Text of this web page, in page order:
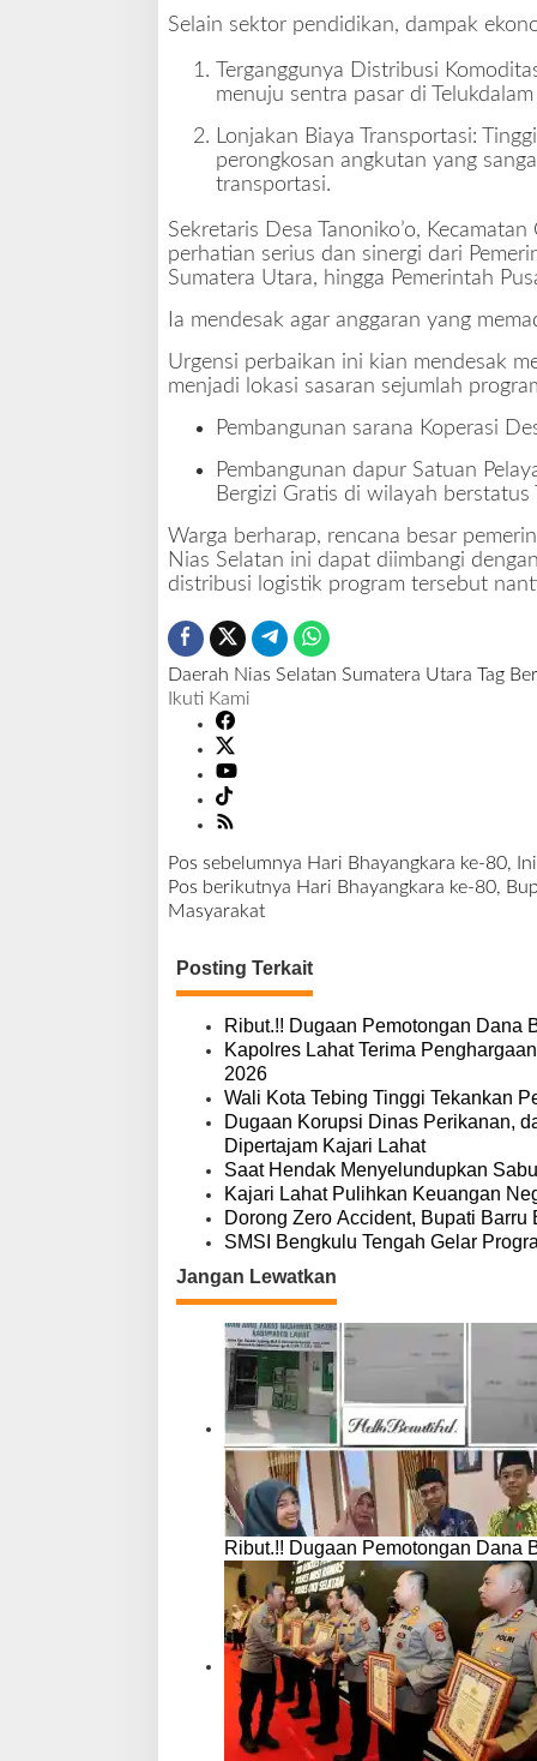
Selain sektor pendidikan, dampak
Terganggunya Distribusi
menuju sentra pasar di
Lonjakan Biaya Transportasi:
perongkosan angkutan yang
transportasi.
Sekretaris Desa Tanoniko’o,
perhatian serius dan sinergi dari
Sumatera Utara, hingga Pemerintah
Ia mendesak agar anggaran yang
Urgensi perbaikan ini kian mendesak
menjadi lokasi sasaran sejumlah
Pembangunan sarana Koperasi
Pembangunan dapur Satuan
Bergizi Gratis di wilayah berstatus
Warga berharap, rencana besar
Nias Selatan ini dapat diimbangi
distribusi logistik program tersebut
Daerah Nias Selatan Sumatera Utara Tag
Ikuti Kami
N
a
g
a
Pos sebelumnya Hari Bhayangkara ke-80,
Pos berikutnya Hari Bhayangkara ke-80,
Masyarakat
Posting Terkait
Ribut.!! Dugaan Pemotongan Dana
Kapolres Lahat Terima
2026
Wali Kota Tebing Tinggi Tekankan
Dugaan Korupsi Dinas Perikanan,
Dipertajam Kajari Lahat
Saat Hendak Menyelundupkan
Kajari Lahat Pulihkan Keuangan
Dorong Zero Accident, Bupati
SMSI Bengkulu Tengah Gelar
Jangan Lewatkan
Ribut.!! Dugaan Pemotongan Dana